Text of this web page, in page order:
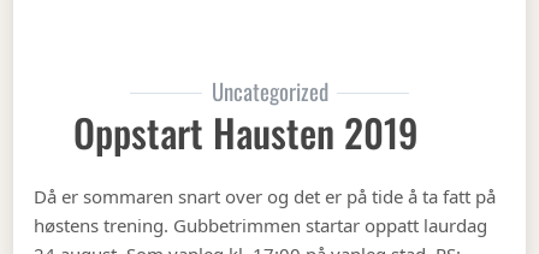
Uncategorized
Oppstart Hausten 2019
Då er sommaren snart over og det er på tide å ta fatt på
høstens trening. Gubbetrimmen startar oppatt laurdag